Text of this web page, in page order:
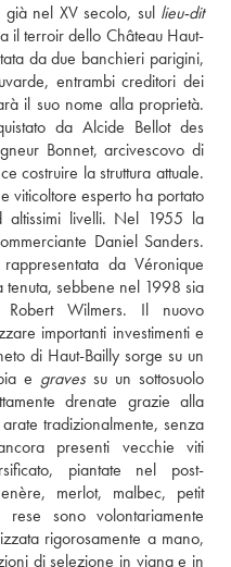
già nel XV secolo, sul lieu-dit
il terroir dello Château Haut-
da due banchieri parigini,
entrambi creditori dei
il suo nome alla proprietà.
da Alcide Bellot des
Bonnet, arcivescovo di
costruire la struttura attuale.
viticoltore esperto ha portato
altissimi livelli. Nel 1955 la
Daniel Sanders.
da Véronique
tenuta, sebbene nel 1998 sia
Robert Wilmers. Il nuovo
importanti investimenti e
di Haut-Bailly sorge su un
e graves su un sottosuolo
drenate grazie alla
tradizionalmente, senza
presenti vecchie viti
piantate nel post-
merlot, malbec, petit
sono volontariamente
rigorosamente a mano,
di selezione in vigna e in